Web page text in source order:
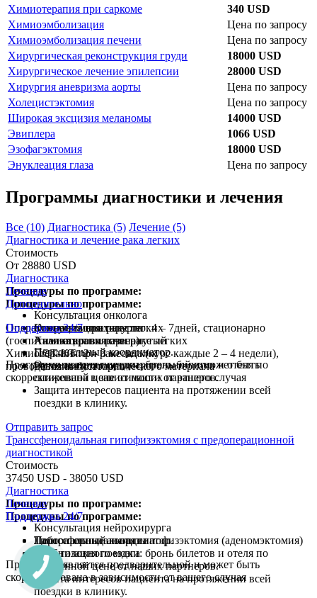
Химиотерапия при саркоме
340 USD
Химиоэмболизация
Цена по запросу
Химиоэмболизация печени
Цена по запросу
Хирургическая реконструкция груди
18000 USD
Хирургическое лечение эпилепсии
28000 USD
Хирургия аневризма аорты
Цена по запросу
Холецистэктомия
Цена по запросу
Широкая эксцизия меланомы
14000 USD
Эвиплера
1066 USD
Эзофагэктомия
18000 USD
Энуклеация глаза
Цена по запросу
Программы диагностики и лечения
Все (10) Диагностика (5) Лечение (5)
Диагностика и лечение рака легких
Стоимость
От 28880 USD
Диагностика
Процедуры по программе:
Консультация онколога
Консультация хирурга
Анализ крови развернутый
ПЭТ-КТ при раке легких
Ревизия гистологического материала
Лечение
Процедуры по программе:
Операция при раке легких
Химиотерапия при раке легких
Программа является предварительной и может быть
скорректирована в зависимости от вашего случая
Дополнительно
Оперативное вмешательство: 4 – 7дней, стационарно
(госпитализация включена)
Химиотерапия: 2 – 3 месяца (курс каждые 2 – 4 недели),
проводится амбулаторно
Поддержка 24/7
Персональный координатор.
Организация поездки: бронь билетов и отеля по
сниженной цене от наших партнеров.
Защита интересов пациента на протяжении всей
поездки в клинику.
Отправить запрос
Транссфеноидальная гипофизэктомия с предоперационной
диагностикой
Стоимость
37450 USD - 38050 USD
Диагностика
Процедуры по программе:
Консультация нейрохирурга
Лабораторные анализы
МРТ головного мозга
Лечение
Процедуры по программе:
Транссфеноидальная гипофизэктомия (аденомэктомия)
Программа является предварительной и может быть
скорректирована в зависимости от вашего случая
Поддержка 24/7
Персональный координатор.
Организация поездки: бронь билетов и отеля по
сниженной цене от наших партнеров.
Защита интересов пациента на протяжении всей
поездки в клинику.